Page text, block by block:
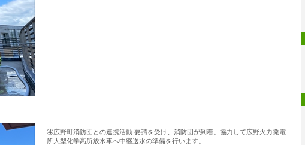
④広野町消防団との連携活動 要請を受け、消防団が到着。協力して広野火力発電
所大型化学高所放水車へ中継送水の準備を行います。